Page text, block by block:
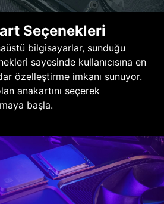
Seçenekleri
bilgisayarlar, sunduğu
sayesinde kullanıcısına en
özelleştirme imkanı sunuyor.
anakartını seçerek
başla.